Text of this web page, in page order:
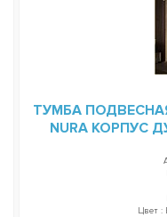
ТУМБА
NURA КОРПУС
Цвет :